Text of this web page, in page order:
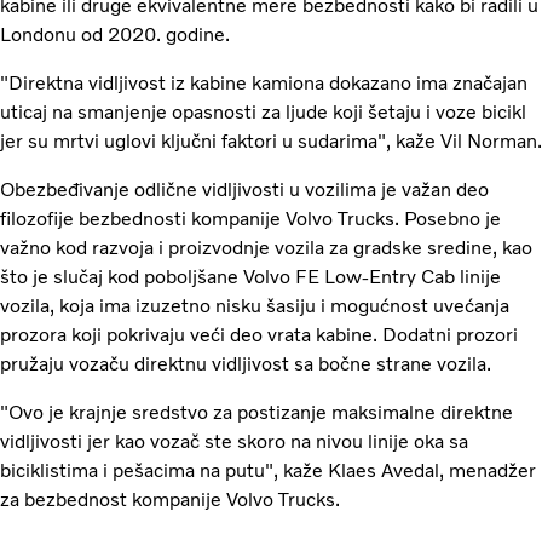
kabine ili druge ekvivalentne mere bezbednosti kako bi radili u
Londonu od 2020. godine.
"Direktna vidljivost iz kabine kamiona dokazano ima značajan
uticaj na smanjenje opasnosti za ljude koji šetaju i voze bicikl
jer su mrtvi uglovi ključni faktori u sudarima", kaže Vil Norman.
Obezbeđivanje odlične vidljivosti u vozilima je važan deo
filozofije bezbednosti kompanije Volvo Trucks. Posebno je
važno kod razvoja i proizvodnje vozila za gradske sredine, kao
što je slučaj kod poboljšane Volvo FE Low-Entry Cab linije
vozila, koja ima izuzetno nisku šasiju i mogućnost uvećanja
prozora koji pokrivaju veći deo vrata kabine. Dodatni prozori
pružaju vozaču direktnu vidljivost sa bočne strane vozila.
"Ovo je krajnje sredstvo za postizanje maksimalne direktne
vidljivosti jer kao vozač ste skoro na nivou linije oka sa
biciklistima i pešacima na putu", kaže Klaes Avedal, menadžer
za bezbednost kompanije Volvo Trucks.